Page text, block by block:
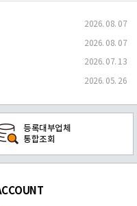
2026. 08. 07
2026. 08. 07
2026. 07. 13
2026. 05. 26
등록대부업체
통합조회